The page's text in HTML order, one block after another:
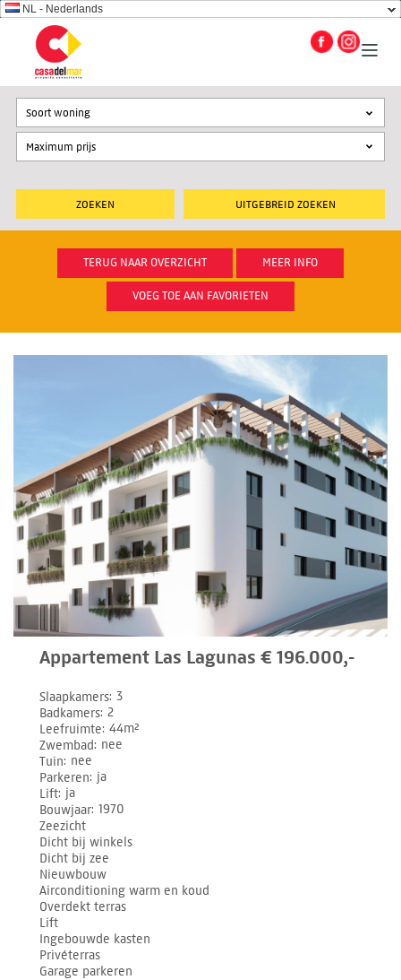
NL - Nederlands
UITGEBREID ZOEKEN
Soort woning
TERUG NAAR OVERZICHT MEER INFO
VOEG TOE AAN FAVORIETEN
Appartement Las Lagunas € 196.000,-
Slaapkamers 3
Badkamers 2
Leefruimte 44m²
Zwembad nee
Tuin nee
Parkeren ja
Lift ja
Bouwjaar 1970
Zeezicht
Dicht bij winkels
Dicht bij zee
Nieuwbouw
Airconditioning warm en koud
Overdekt terras
Lift
Ingebouwde kasten
Privéterras
Garage parkeren